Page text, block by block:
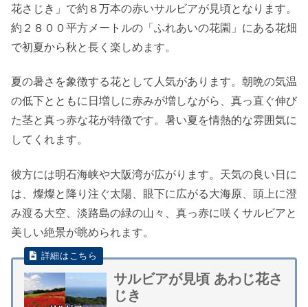
花さじき」で約８万本の赤いサルビアが見頃となります。
約２８００平方メートルの「ふれあいの花園」にある花畑
で初夏から秋と長く楽しめます。
夏の暑さを象徴する花として人気があります。朝晩の気温
の低下とともに日増しに赤みが増しながら、真っ直ぐ伸び
た茎と真っ赤な花が特徴です。暑い夏を情熱的な雰囲気に
してくれます。
彼方には明石海峡や大阪湾が広がります。天気の良い日に
は、燦燦と降り注ぐ太陽、眼下に広がる大海原、頭上に澄
み渡る大空、淡路島の緑の山々、真っ赤に咲くサルビアと
美しい絶景が眺められます。
サルビアが見頃 あわじ花さ
じき